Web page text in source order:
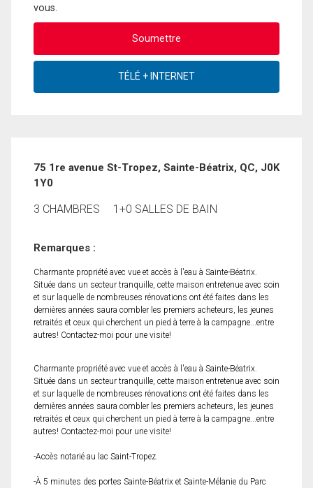
vous.
75 1re avenue St-Tropez, Sainte-Béatrix, QC, J0K
1Y0
3 CHAMBRES 1+0 SALLES DE BAIN
Remarques :
Charmante propriété avec vue et accès à l'eau à Sainte-Béatrix.
Située dans un secteur tranquille, cette maison entretenue avec soin
et sur laquelle de nombreuses rénovations ont été faites dans les
dernières années saura combler les premiers acheteurs, les jeunes
retraités et ceux qui cherchent un pied à terre à la campagne...entre
autres! Contactez-moi pour une visite!
Charmante propriété avec vue et accès à l'eau à Sainte-Béatrix.
Située dans un secteur tranquille, cette maison entretenue avec soin
et sur laquelle de nombreuses rénovations ont été faites dans les
dernières années saura combler les premiers acheteurs, les jeunes
retraités et ceux qui cherchent un pied à terre à la campagne...entre
autres! Contactez-moi pour une visite!
-Accès notarié au lac Saint-Tropez.
-À 5 minutes des portes Sainte-Béatrix et Sainte-Mélanie du Parc